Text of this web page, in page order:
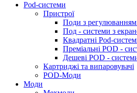
Pod-системи
Пристрої
Поди з регулюванням
Под - системи з
Квадратні Pod-
Преміальні POD -
Дешеві POD -
Картриджі та випаровувачі
POD-Моди
Моди